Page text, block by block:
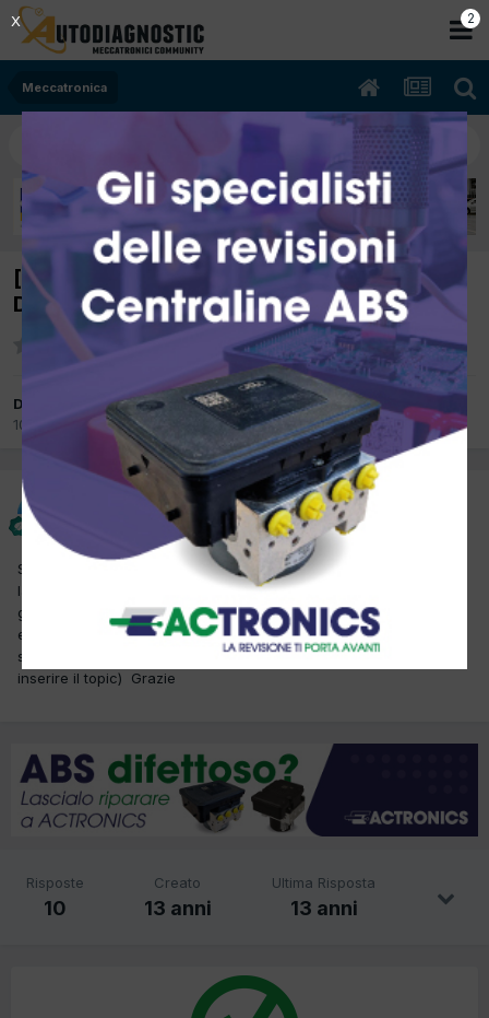
Meccatronica
[Kia sportage 12/2000 1998cc RE 61Kw
Diesel] Posizione vin
Da giantucci
10 Dicembre 2012in Meccatronica
giantucci
10 Dicembre 2012
Salve a tutti in off. ho il suddetto veicolo che dovrebbe fare
larevisione periodica.Non riesco a trovare il n di telaio.Qualcuno
gentilmente potrebbe dirmi dove si trova?nel chassi ho guardato
e scartavetrato ovunque ma non si vede nulla. (Questa non
sarebbe la sezione giusta in cui scrivere ma non saprei dove
inserire il topic) Grazie
Risposte
10
Creato
13 anni
Ultima Risposta
13 anni
2
X